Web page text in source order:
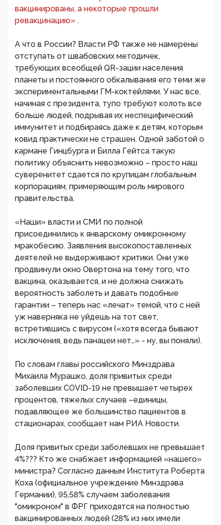
вакцинированы, а некоторые прошли
ревакцинацию» .
А что в России? Власти РФ также не намерены
отступать от швабовских методичек,
требующих всеобщей QR-зации населения
планеты и постоянного обкалывания его теми же
экспериментальными ГМ-коктейлями. У нас все,
начиная с президента, тупо требуют колоть все
больше людей, подрывая их неспецифический
иммунитет и подбираясь даже к детям, которым
ковид практически не страшен. Одной заботой о
кармане Гинцбурга и Билла Гейтса такую
политику объяснить невозможно – просто наш
суверенитет сдается по крупицам глобальным
корпорациям, примеряющим роль мирового
правительства.
«Наши» власти и СМИ по полной
присоединились к январскому омикронному
мракобесию. Заявления высокопоставленных
деятелей не выдерживают критики. Они уже
продвинули окно Овертона на тему того, что
вакцина, оказываетcя, и не должна снижать
вероятность заболеть и давать подобные
гарантии – теперь нас «лечат» темой, что с ней
уж наверняка не уйдешь на тот свет,
встретившись с вирусом («хотя всегда бывают
исключения, ведь панацеи нет…» - ну, вы поняли).
По словам главы российского Минздрава
Михаила Мурашко, доля привитых среди
заболевших COVID-19 не превышает четырех
процентов, тяжелых случаев –единицы,
подавляющее же большинство пациентов в
стационарах, сообщает нам РИА Новости.
Доля привитых среди заболевших не превышает
4%??? Кто же снабжает информацией «нашего»
министра? Согласно данным Института Роберта
Коха (официальное учреждение Минздрава
Германии), 95,58% случаем заболевания
"омикроном" в ФРГ приходятся на полностью
вакцинированных людей (28% из них имели